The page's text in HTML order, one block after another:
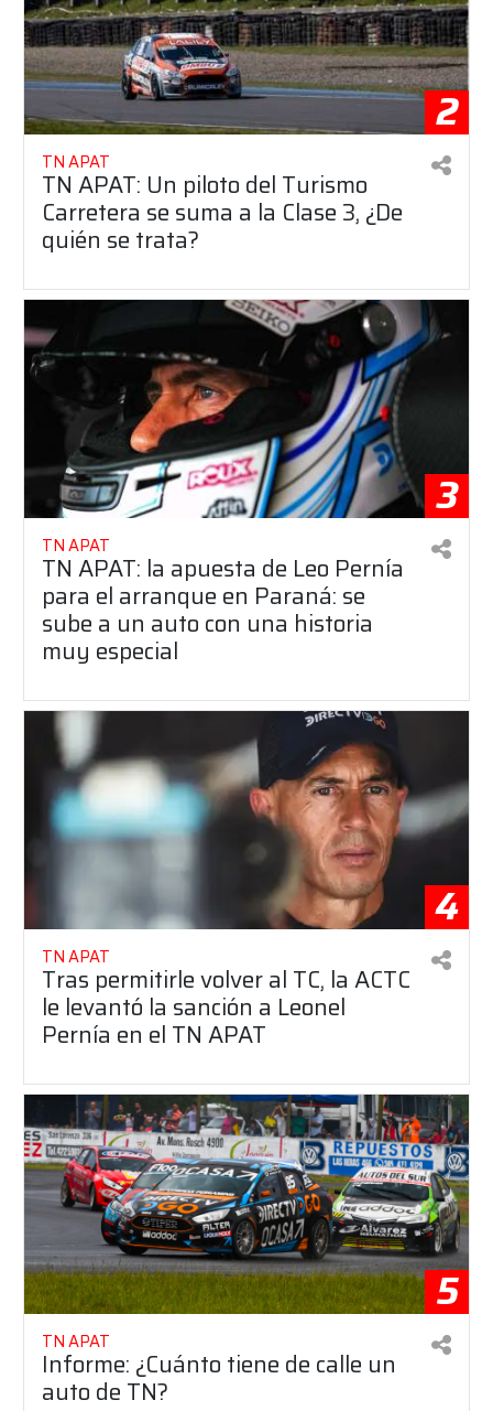
2
TN APAT
TN APAT: Un piloto del Turismo
Carretera se suma a la Clase 3, ¿De
quién se trata?
3
TN APAT
TN APAT: la apuesta de Leo Pernía
para el arranque en Paraná: se
sube a un auto con una historia
muy especial
4
TN APAT
Tras permitirle volver al TC, la ACTC
le levantó la sanción a Leonel
Pernía en el TN APAT
5
TN APAT
Informe: ¿Cuánto tiene de calle un
auto de TN?